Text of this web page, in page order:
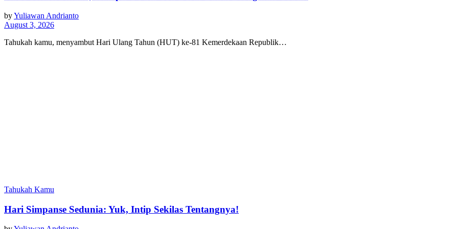
byYuliawan Andrianto
August 3, 2026
Tahukah kamu, menyambut Hari Ulang Tahun (HUT) ke-81 Kemerdekaan Republik…
Tahukah Kamu
Hari Simpanse Sedunia: Yuk, Intip Sekilas Tentangnya!